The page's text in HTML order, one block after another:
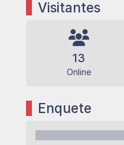
Visitantes
13
Online
Enquete